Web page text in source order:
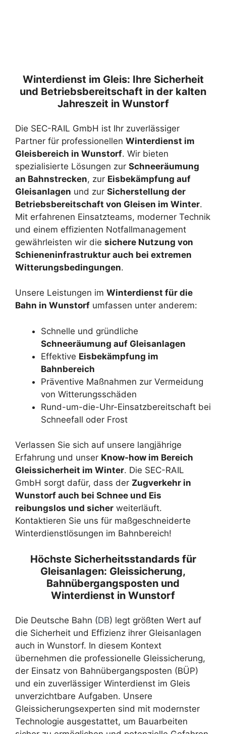
Winterdienst im Gleis: Ihre Sicherheit
und Betriebsbereitschaft in der kalten
Jahreszeit in Wunstorf
Die SEC-RAIL GmbH ist Ihr zuverlässiger
Partner für professionellen Winterdienst im
Gleisbereich in Wunstorf. Wir bieten
spezialisierte Lösungen zur Schneeräumung
an Bahnstrecken, zur Eisbekämpfung auf
Gleisanlagen und zur Sicherstellung der
Betriebsbereitschaft von Gleisen im Winter.
Mit erfahrenen Einsatzteams, moderner Technik
und einem effizienten Notfallmanagement
gewährleisten wir die sichere Nutzung von
Schieneninfrastruktur auch bei extremen
Witterungsbedingungen.
Unsere Leistungen im Winterdienst für die
Bahn in Wunstorf umfassen unter anderem:
Schnelle und gründliche
Schneeräumung auf Gleisanlagen
Effektive Eisbekämpfung im
Bahnbereich
Präventive Maßnahmen zur Vermeidung
von Witterungsschäden
Rund-um-die-Uhr-Einsatzbereitschaft bei
Schneefall oder Frost
Verlassen Sie sich auf unsere langjährige
Erfahrung und unser Know-how im Bereich
Gleissicherheit im Winter. Die SEC-RAIL
GmbH sorgt dafür, dass der Zugverkehr in
Wunstorf auch bei Schnee und Eis
reibungslos und sicher weiterläuft.
Kontaktieren Sie uns für maßgeschneiderte
Winterdienstlösungen im Bahnbereich!
Höchste Sicherheitsstandards für
Gleisanlagen: Gleissicherung,
Bahnübergangsposten und
Winterdienst in Wunstorf
Die Deutsche Bahn (DB) legt größten Wert auf
die Sicherheit und Effizienz ihrer Gleisanlagen
auch in Wunstorf. In diesem Kontext
übernehmen die professionelle Gleissicherung,
der Einsatz von Bahnübergangsposten (BÜP)
und ein zuverlässiger Winterdienst im Gleis
unverzichtbare Aufgaben. Unsere
Gleissicherungsexperten sind mit modernster
Technologie ausgestattet, um Bauarbeiten